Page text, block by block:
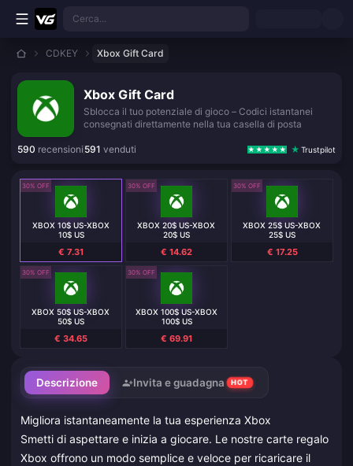
Vai al contenuto principale
Cerca...
CDKEY Xbox Gift Card
Xbox Gift Card
Sblocca il tuo potenziale di gioco – Codici istantanei
consegnati direttamente nella tua casella di posta
590 recensioni 591 venduti Trustpilot
Descrizione Invita e guadagna HOT
Migliora istantaneamente la tua esperienza Xbox
Smetti di aspettare e inizia a giocare. Le nostre carte regalo
Xbox offrono un modo semplice e veloce per ricaricare il
30% OFF
XBOX 10$ US-XBOX
10$ US
€ 7.31
30% OFF
XBOX 20$ US-XBOX
20$ US
€ 14.62
30% OFF
XBOX 25$ US-XBOX
25$ US
€ 17.25
30% OFF
XBOX 50$ US-XBOX
50$ US
€ 34.65
30% OFF
XBOX 100$ US-XBOX
100$ US
€ 69.91